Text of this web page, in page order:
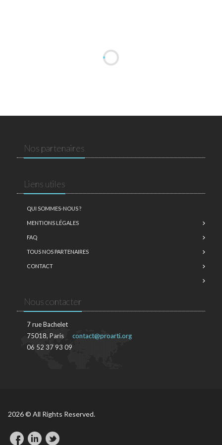
Nos partenaires
Liens utiles
QUI SOMMES-NOUS ?
MENTIONS LÉGALES
FAQ
TOUS NOS PARTENAIRES
CONTACT
Nous contacter
7 rue Bachelet
75018, Paris
06 52 37 93 09
contact@proarti.org
2026 © All Rights Reserved.